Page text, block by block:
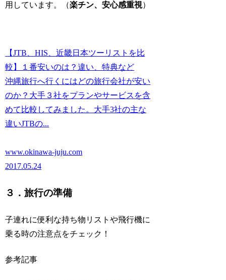
用しています。（楽チン、安心感重視）
【JTB、HIS、近畿日本ツーリストを比
較】１番安いのは？違い、特典など
沖縄旅行へ行くにはどの旅行会社が安い
のか？大手３社をプランやサービスを含
めて比較してみました。大手3社の主な
違いJTBの...
www.okinawa-juju.com
2017.05.24
３．旅行の準備
子連れに便利な持ち物リストや飛行機に
乗る時の注意点をチェック！
参考記事